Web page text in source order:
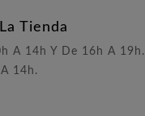
Tienda
A 14h Y De 16h A 19h.
14h.